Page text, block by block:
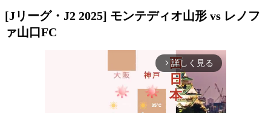
[Jリーグ・J2 2025] モンテディオ山形 vs レノフ
ァ山口FC
arrow_forward_ios 詳しく見る